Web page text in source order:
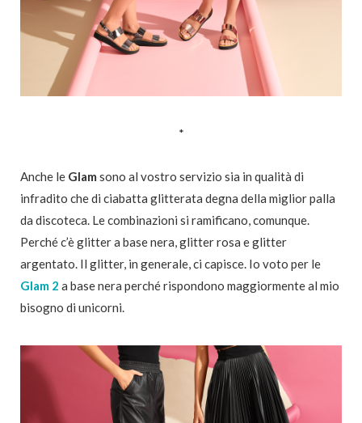
*
Anche le Glam sono al vostro servizio sia in qualità di
infradito che di ciabatta glitterata degna della miglior palla
da discoteca. Le combinazioni si ramificano, comunque.
Perché c’è glitter a base nera, glitter rosa e glitter
argentato. Il glitter, in generale, ci capisce. Io voto per le
Glam 2 a base nera perché rispondono maggiormente al mio
bisogno di unicorni.